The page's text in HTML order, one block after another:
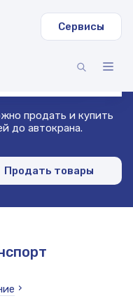
Сервисы
(1000 шт.)3 м (500
м
продать и купить
до автокрана.
Продать товары